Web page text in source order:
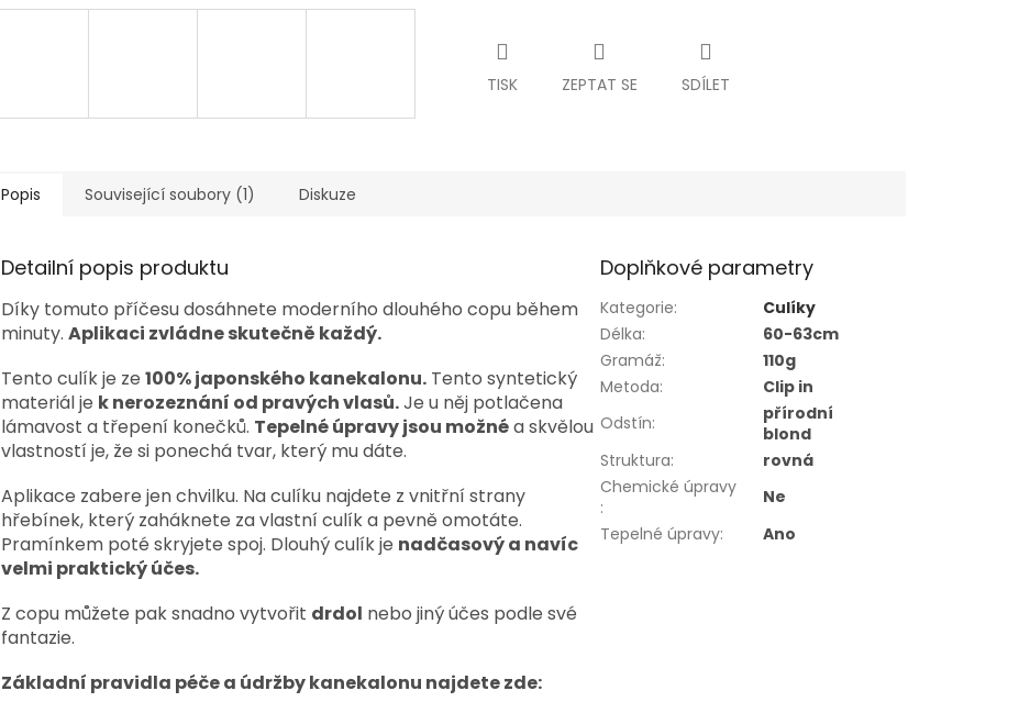
TISK ZEPTAT SE SDÍLET
Popis Související soubory (1) Diskuze
Detailní popis produktu
Díky tomuto příčesu dosáhnete moderního dlouhého copu během
minuty. Aplikaci zvládne skutečně každý.
Tento culík je ze 100% japonského kanekalonu. Tento syntetický
materiál je k nerozeznání od pravých vlasů.Je u něj potlačena
lámavost a třepení konečků. Tepelné úpravy jsou možnéa skvělou
vlastností je, že si ponechá tvar, který mu dáte.
Aplikace zabere jen chvilku. Na culíku najdete z vnitřní strany
hřebínek, který zaháknete za vlastní culík a pevně omotáte.
Pramínkem poté skryjete spoj. Dlouhý culík je nadčasový a navíc
velmi praktický účes.
Z copu můžete pak snadno vytvořit drdol nebo jiný účes podle své
fantazie.
Základní pravidla péče a údržby kanekalonu najdete zde:
Doplňkové parametry
Kategorie:
Culíky
Délka:
60-63cm
Gramáž:
110g
Metoda:
Clip in
Odstín:
přírodní
blond
Struktura:
rovná
Chemické úpravy
:
Ne
Tepelné úpravy: Ano